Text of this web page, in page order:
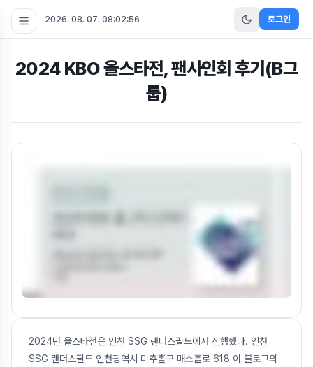
2026. 08. 07. 08:02:57 로그인
2024 KBO 올스타전, 팬사인회 후기(B그
룹)
2024년 올스타전은 인천 SSG 랜더스필드에서 진행했다. 인천
SSG 랜더스필드 인천광역시 미추홀구 매소홀로 618 이 블로그의